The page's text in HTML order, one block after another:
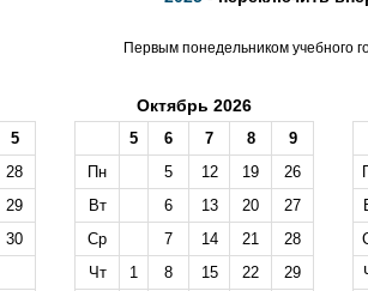
Первым понедельником учебного
5
28
29
30
Октябрь 2026
5 6 7 8
9
Пн
5 12 19
26
Вт
6 13 20
27
Ср
7 14 21
28
Чт
1 8 15 22
29